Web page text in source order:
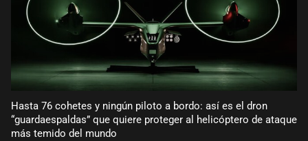
Hasta 76 cohetes y ningún piloto a bordo: así es el dron
“guardaespaldas” que quiere proteger al helicóptero de ataque
más temido del mundo